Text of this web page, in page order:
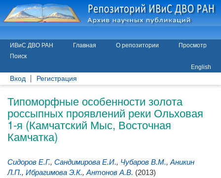
ИВиС ДВО РАН Главная О репозитории
Просмотр
Поиск
English
Вход Регистрация
Типоморфные особенности золота
россыпных проявлений реки Ольховая
1-я (Камчатский Мыс, Восточная
Камчатка)
Сидоров Е.Г., Сандимирова Е.И., Чубаров В.М., Аникин
Л.П., Ибрагимова Э.К., Антонов А.В. (2013)